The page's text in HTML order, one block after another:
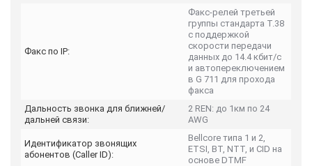
Факс по IP:
Факс-релей третьей
группы стандарта T.38
с поддержкой
скорости передачи
данных до 14.4 кбит/с
и автопереключением
в G 711 для прохода
факса
Дальность звонка для ближней/
дальней связи:
2 REN: до 1км по 24
AWG
Идентификатор звонящих
абонентов (Caller ID):
Bellcore типа 1 и 2,
ETSI, BT, NTT, и CID на
основе DTMF